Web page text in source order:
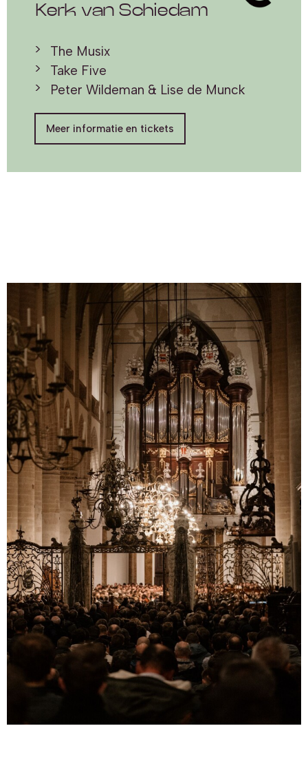
Kerk van Schiedam
The Musix
Take Five
Peter Wildeman & Lise de Munck
Meer informatie en tickets